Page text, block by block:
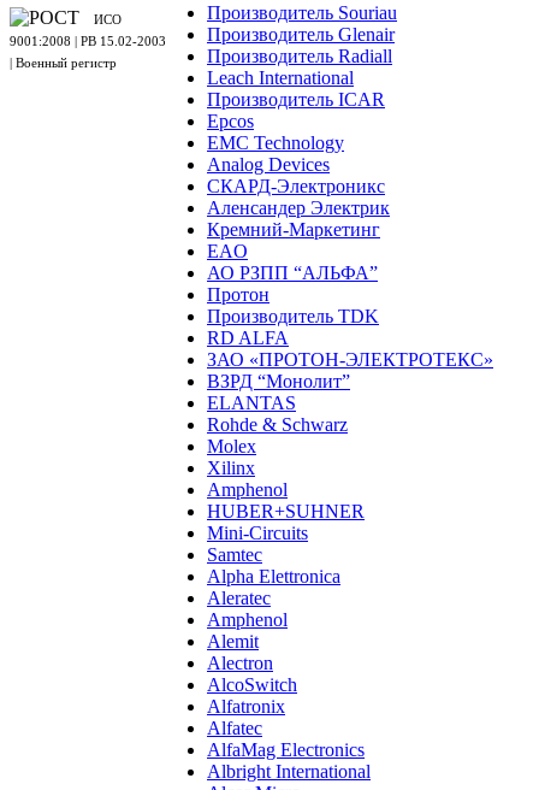
Производитель Souriau
Производитель Glenair
Производитель Radiall
Leach International
Производитель ICAR
Epcos
EMC Technology
Analog Devices
СКАРД-Электроникс
Аленсандер Электрик
Кремний-Маркетинг
EAO
АО РЗПП “АЛЬФА”
Протон
Производитель TDK
RD ALFA
ЗАО «ПРОТОН-ЭЛЕКТРОТЕКС»
ВЗРД “Монолит”
ELANTAS
Rohde & Schwarz
Molex
Xilinx
Amphenol
HUBER+SUHNER
Mini-Circuits
Samtec
Alpha Elettronica
Aleratec
Amphenol
Alemit
Alectron
AlcoSwitch
Alfatronix
Alfatec
AlfaMag Electronics
Albright International
ИСО
9001:2008 | PB 15.02-2003
| Военный регистр